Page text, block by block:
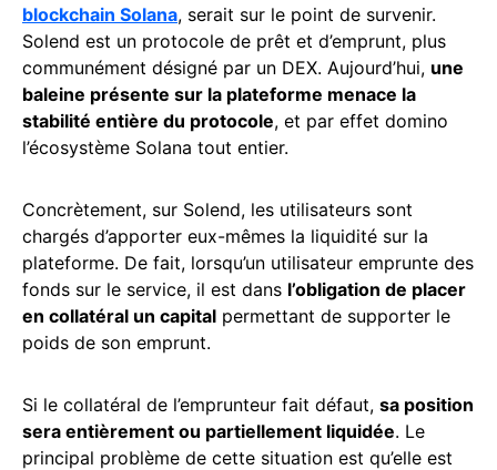
blockchain Solana, serait sur le point de survenir.
Solend est un protocole de prêt et d’emprunt, plus
communément désigné par un DEX. Aujourd’hui, une
baleine présente sur la plateforme menace la
stabilité entière du protocole, et par effet domino
l’écosystème Solana tout entier.
Concrètement, sur Solend, les utilisateurs sont
chargés d’apporter eux-mêmes la liquidité sur la
plateforme. De fait, lorsqu’un utilisateur emprunte des
fonds sur le service, il est dans l’obligation de placer
en collatéral un capital permettant de supporter le
poids de son emprunt.
Si le collatéral de l’emprunteur fait défaut, sa position
sera entièrement ou partiellement liquidée. Le
principal problème de cette situation est qu’elle est